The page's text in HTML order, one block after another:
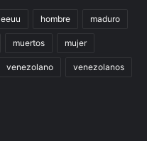
eeuu hombre maduro
muertos mujer
venezolano venezolanos